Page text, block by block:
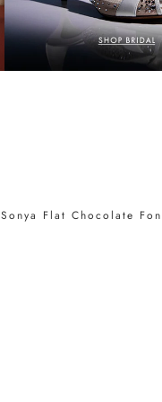
Sonya Flat Chocolate